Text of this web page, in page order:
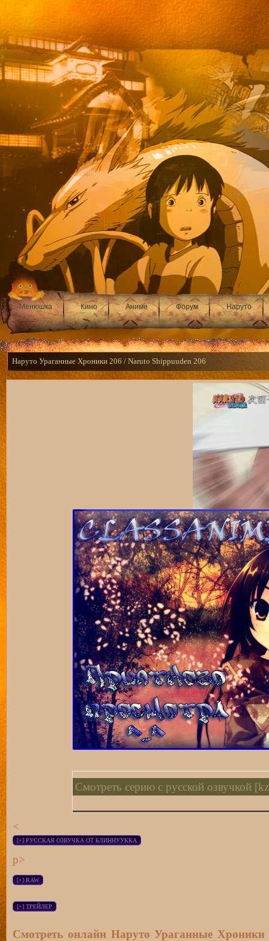
Менюшка Кино Аниме Форум Наруто
Наруто Ураганные Хроники 206 / Naruto Shippuuden 206
Смотреть серию с русской озвучкой
<
p>
Смотреть онлайн Наруто Ураганные